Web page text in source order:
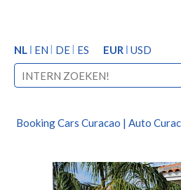
NL EN DE ES EUR USD
Booking Cars Curacao | Auto